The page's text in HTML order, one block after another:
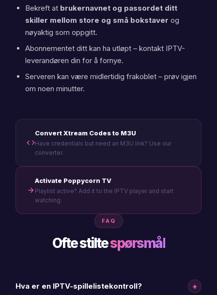
Bekreft at brukernavnet og passordet ditt
skiller mellom store og små bokstaver og
nøyaktig som oppgitt.
Abonnementet ditt kan ha utløpt – kontakt IPTV-
leverandøren din for å fornye.
Serveren kan være midlertidig frakoblet – prøv igjen
om noen minutter.
Convert Xtream Codes to M3U
Have credentials but need an M3U link? Use our
converter.
Activate Poppycorn TV
Playlist active? Add it to the IPTV player and start
watching.
FAQ
Ofte stiltespørsmål
Hva er en IPTV-spillelistekontroll? +